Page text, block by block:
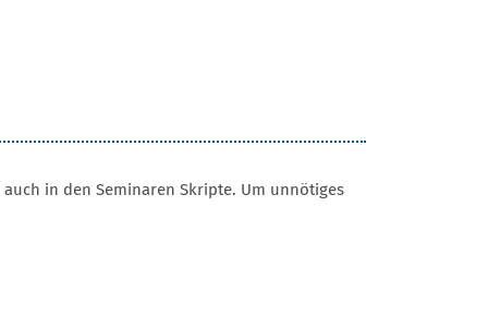
in den Seminaren Skripte. Um unnötiges